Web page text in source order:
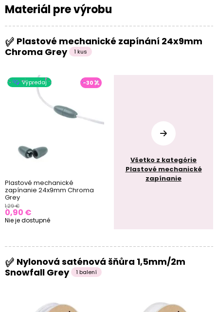
Materiál pre výrobu
Plastové mechanické zapínání 24x9mm
Chroma Grey
1 kus
Výpredaj -30
Plastové mechanické
zapínanie 24x9mm Chroma
Grey
1,29 €
0,90 €
Nie je dostupné
Všetko z kategórie
Plastové mechanické
zapínanie
Nylonová saténová šňůra 1,5mm/2m
Snowfall Grey
1 balení